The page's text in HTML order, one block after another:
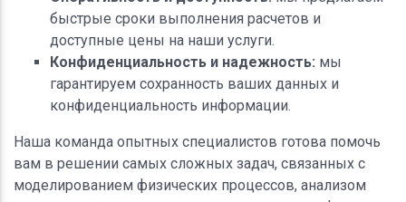
быстрые сроки выполнения расчетов и
доступные цены на наши услуги.
Конфиденциальность и надежность: мы
гарантируем сохранность ваших данных и
конфиденциальность информации.
Наша команда опытных специалистов готова помочь
вам в решении самых сложных задач, связанных с
моделированием физических процессов, анализом